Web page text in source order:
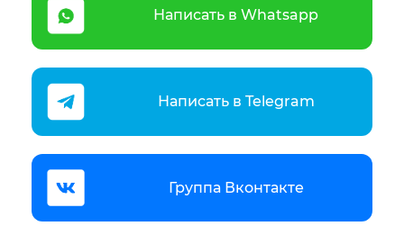
Написать в Whatsapp
Написать в Telegram
Группа Вконтакте